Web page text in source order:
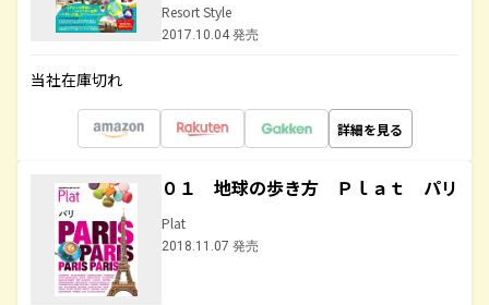
Resort Style
2017.10.04 発売
当社在庫切れ
詳細を見る
０１ 地球の歩き方 Ｐｌａｔ パリ
Plat
2018.11.07 発売